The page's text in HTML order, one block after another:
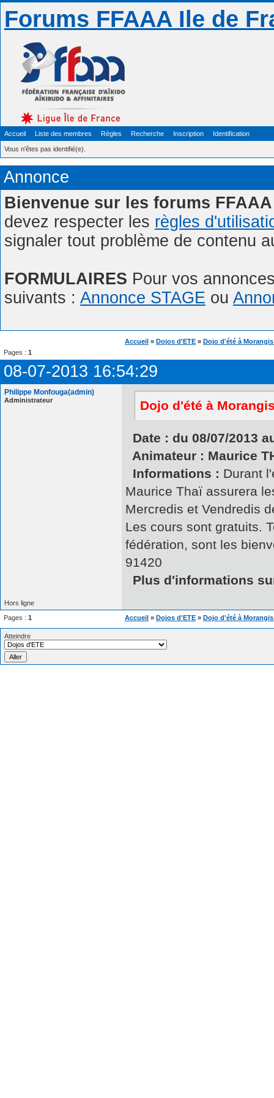
Forums FFAAA Ile de
Accueil Liste des membres Règles Recherche Inscription Identification
Vous n'êtes pas identifié(e).
Annonce
Bienvenue sur les forums FFAAA
devez respecter les règles
signaler tout problème de contenu
FORMULAIRES Pour vos
suivants : Annonce STAGE ou
Accueil » Dojos d'ETE » Dojo d'été à Morangis
Pages : 1
08-07-2013 16:54:29
Philippe Monfouga(admin)
Administrateur Dojo d'été à
Date : du 08/07/2013
Animateur : Maurice
Informations : Durant
Maurice Thaï assurera
Mercredis et Vendredis
Les cours sont gratuits.
fédération, sont les
91420
Plus d'informations
Hors ligne
Pages : 1 Accueil » Dojos d'ETE » Dojo d'été à Morangis
Atteindre